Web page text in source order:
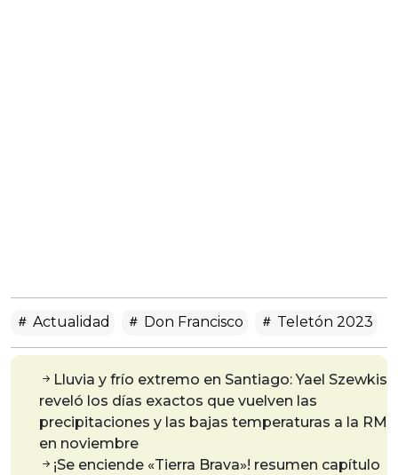
Actualidad Don Francisco Teletón 2023
Lluvia y frío extremo en Santiago: Yael Szewkis
reveló los días exactos que vuelven las
precipitaciones y las bajas temperaturas a la RM
en noviembre
¡Se enciende «Tierra Brava»! resumen capítulo